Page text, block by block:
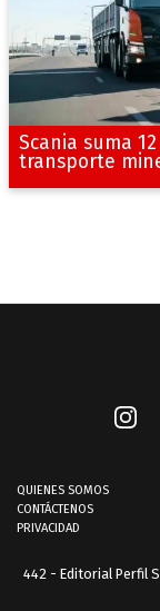
Scania suma
transporte
QUIENES SOMOS
CONTÁCTENOS
PRIVACIDAD
442 - Editorial Perfil